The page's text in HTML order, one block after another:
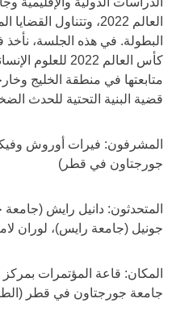
العالم 2022، وتتناول
البطولة. في هذه الجلسة، نأخذ
كأس العالم 2022
متابعتها في منطقة الخليج
قضية البنية التحتية للحدث
المشرفون: فيرات أوروش
جورجتاون في قطر)
المتحدثون: دانيل رايش
جونيل (جامعة رايس)، لوران
المكان: قاعة المؤتمرات بمركز
جامعة جورجتاون في قطر